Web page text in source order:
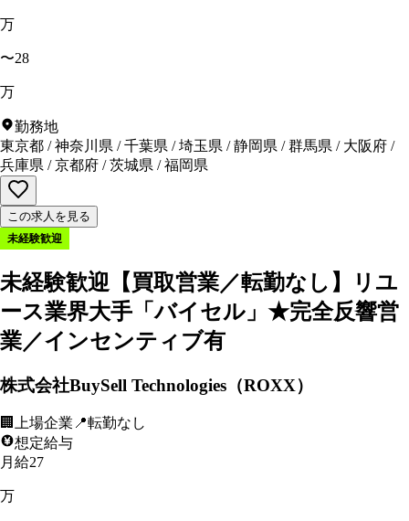
万
〜28
万
勤務地
東京都 /神奈川県 /千葉県 /埼玉県 /静岡県 /群馬県 / 大阪府 /
兵庫県 /京都府 /茨城県 /福岡県
この求人を見る
未経験歓迎
未経験歓迎【買取営業／転勤なし】リユ
ース業界大手「バイセル」★完全反響営
業／インセンティブ有
株式会社BuySell Technologies（ROXX）
🏢 上場企業 📍転勤なし
想定給与
月給27
万